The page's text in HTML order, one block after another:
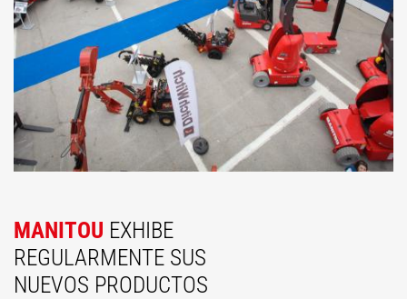
MANITOU EXHIBE
REGULARMENTE SUS
NUEVOS PRODUCTOS